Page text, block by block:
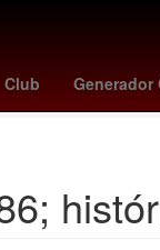
Club Generador
de Estados Unidos